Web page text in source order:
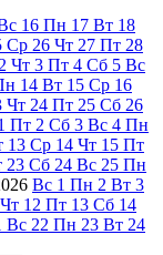
16 Пн 17 Вт 18
Ср 26 Чт 27 Пт 28
2 Чт 3 Пт 4 Сб 5 Вс
14 Вт 15 Ср 16
Чт 24 Пт 25 Сб 26
Пт 2 Сб 3 Вс 4 Пн
13 Ср 14 Чт 15 Пт
23 Сб 24 Вс 25 Пн
Вс 1 Пн 2 Вт 3
Чт 12 Пт 13 Сб 14
Вс 22 Пн 23 Вт 24